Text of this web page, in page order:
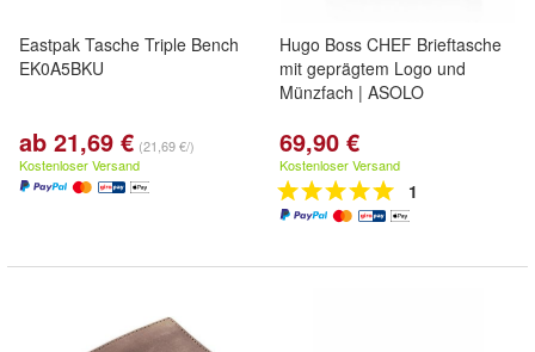
Eastpak Tasche Triple Bench
EK0A5BKU
ab 21,69 € (21,69 €/)
Kostenloser Versand
Hugo Boss CHEF Brieftasche
mit geprägtem Logo und
Münzfach | ASOLO
69,90 €
Kostenloser Versand
1